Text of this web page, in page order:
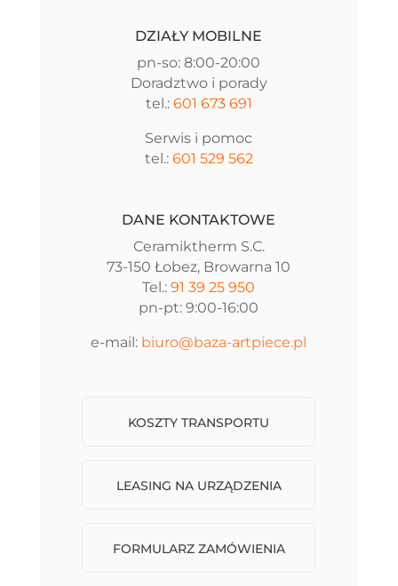
DZIAŁY MOBILNE
pn-so: 8:00-20:00
Doradztwo i porady
tel.: 601 673 691
Serwis i pomoc
tel.: 601 529 562
DANE KONTAKTOWE
Ceramiktherm S.C.
73-150 Łobez, Browarna 10
Tel.:91 39 25 950
pn-pt: 9:00-16:00
e-mail: biuro@baza-artpiece.pl
KOSZTY TRANSPORTU
LEASING NA URZĄDZENIA
FORMULARZ ZAMÓWIENIA